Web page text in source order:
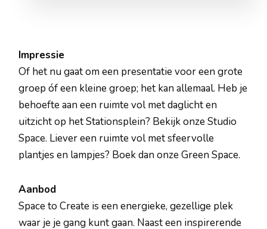
Impressie
Of het nu gaat om een presentatie voor een grote
groep óf een kleine groep; het kan allemaal. Heb je
behoefte aan een ruimte vol met daglicht en
uitzicht op het Stationsplein? Bekijk onze Studio
Space. Liever een ruimte vol met sfeervolle
plantjes en lampjes? Boek dan onze Green Space.
Aanbod
Space to Create is een energieke, gezellige plek
waar je je gang kunt gaan. Naast een inspirerende